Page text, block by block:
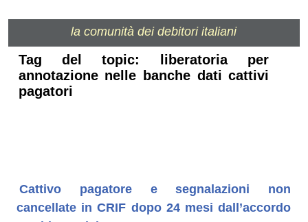
la comunità dei debitori italiani
Tag del topic: liberatoria per
annotazione nelle banche dati cattivi
pagatori
Cattivo pagatore e segnalazioni non
cancellate in CRIF dopo 24 mesi dall’accordo